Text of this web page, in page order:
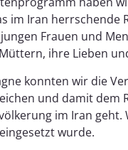
im Iran
Frauen und
ihre Lieben
konnten wir die
und damit dem
im Iran
wurde.